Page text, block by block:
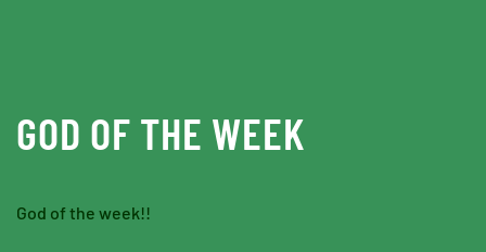
GOD OF THE WEEK
God of the week!!